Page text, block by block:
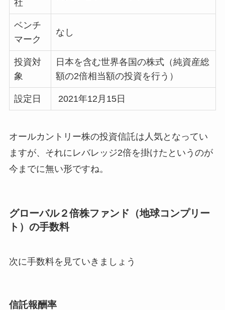
社
ベンチ
マーク
なし
投資対
象
日本を含む世界各国の株式（純資産総
額の2倍相当額の投資を行う）
設定日 2021年12月15日
オールカントリー株の投資信託は人気となってい
ますが、それにレバレッジ2倍を掛けたというのが
今までに無い形ですね。
グローバル２倍株ファンド（地球コンプリー
ト）の手数料
次に手数料を見ていきましょう
信託報酬率